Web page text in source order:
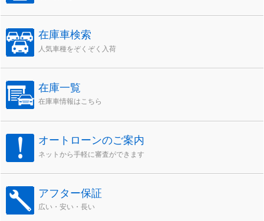
在庫車検索
人気車種をぞくぞく入荷
在庫一覧
在庫車情報はこちら
オートローンのご案内
ネットから手軽に審査ができます
アフター保証
広い・安い・長い